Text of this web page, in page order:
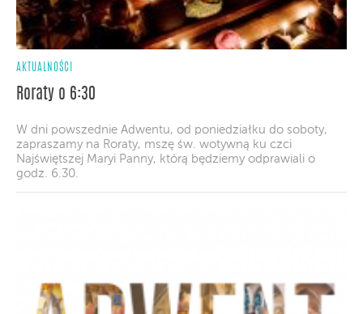
AKTUALNOŚCI
Roraty o 6:30
W dni powszednie Adwentu, od poniedziałku do soboty,
zapraszamy na Roraty, mszę św. wotywną ku czci
Najświętszej Maryi Panny, którą będziemy odprawiali o
godz. 6.30.